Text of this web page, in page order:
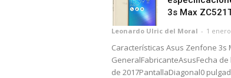
3s Max
Leonardo Ulric del Moral - 1
Características Asus Zenfone 3s
GeneralFabricanteAsusFecha
de 2017PantallaDiagonal0